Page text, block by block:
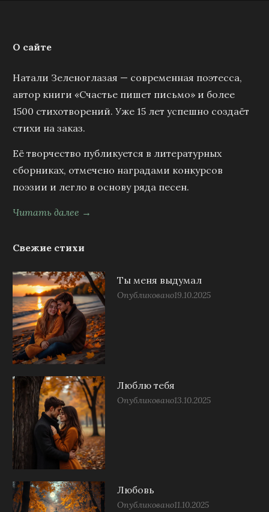
О сайте
Натали Зеленоглазая — современная поэтесса,
автор книги «Счастье пишет письмо» и более
1500 стихотворений. Уже 15 лет успешно создаёт
стихи на заказ.
Её творчество публикуется в литературных
сборниках, отмечено наградами конкурсов
поэзии и легло в основу ряда песен.
Читать далее →
Свежие стихи
Ты меня выдумал
Опубликовано19.10.2025
Люблю тебя
Опубликовано13.10.2025
Любовь
Опубликовано11.10.2025